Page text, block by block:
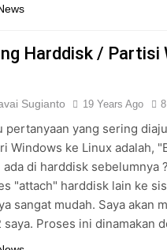
Harddisk / Partisi
Sugianto 19 Years Ago 8
pertanyaan yang sering
Windows ke Linux adalah,
ada di harddisk sebelumnya
"attach" harddisk lain ke
sangat mudah. Saya akan
saya. Proses ini dinamakan